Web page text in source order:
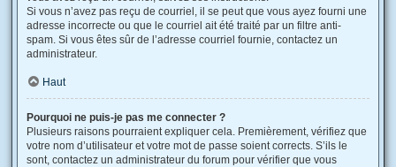
Si vous n’avez pas reçu de courriel, il se peut que vous ayez fourni une
adresse incorrecte ou que le courriel ait été traité par un filtre anti-
spam. Si vous êtes sûr de l’adresse courriel fournie, contactez un
administrateur.
Haut
Pourquoi ne puis-je pas me connecter ?
Plusieurs raisons pourraient expliquer cela. Premièrement, vérifiez que
votre nom d’utilisateur et votre mot de passe soient corrects. S’ils le
sont, contactez un administrateur du forum pour vérifier que vous